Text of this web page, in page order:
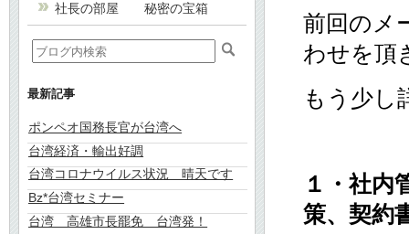
社長の部屋 秘密の宝箱
最新記事
ポンペオ国務長官が台湾へ
台湾経済・輸出好調
台湾コロナウイルス状況 晴天です
Bz*台湾セミナー
台湾 高雄市長罷免 台湾発！
前回のメ
わせを頂
もう少し
１・社内
策、契約